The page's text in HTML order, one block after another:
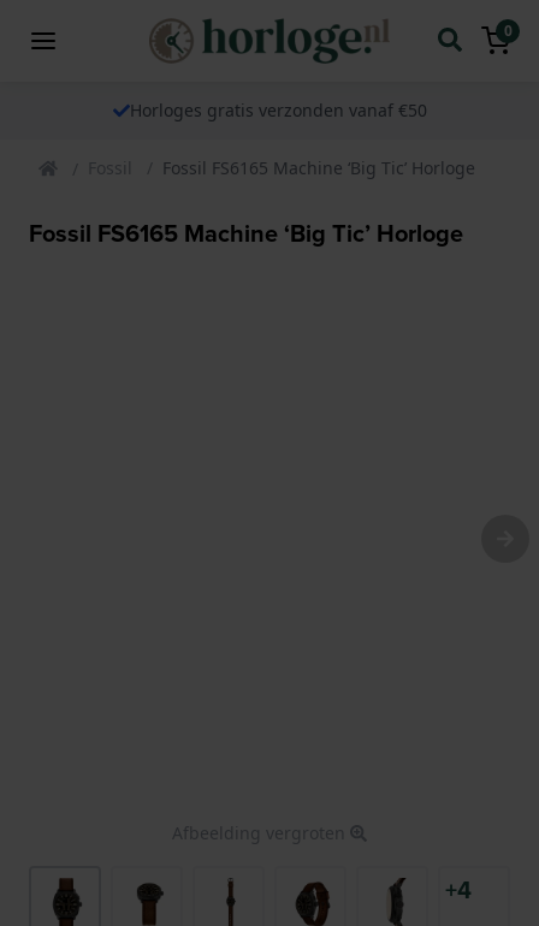
0
Horloges gratis verzonden vanaf €50
Fossil Fossil FS6165 Machine ‘Big Ticʼ Horloge
Fossil FS6165 Machine ‘Big Ticʼ Horloge
Afbeelding vergroten
+4